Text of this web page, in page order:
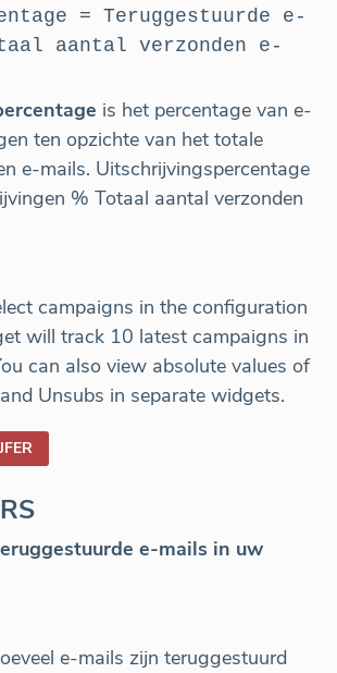
= Teruggestuurde e-
aantal verzonden e-
is het percentage van e-
ten opzichte van het totale
e-mails. Uitschrijvingspercentage
% Totaal aantal verzonden
campaigns in the configuration
will track 10 latest campaigns in
can also view absolute values of
Unsubs in separate widgets.
e-mails in uw
e-mails zijn teruggestuurd